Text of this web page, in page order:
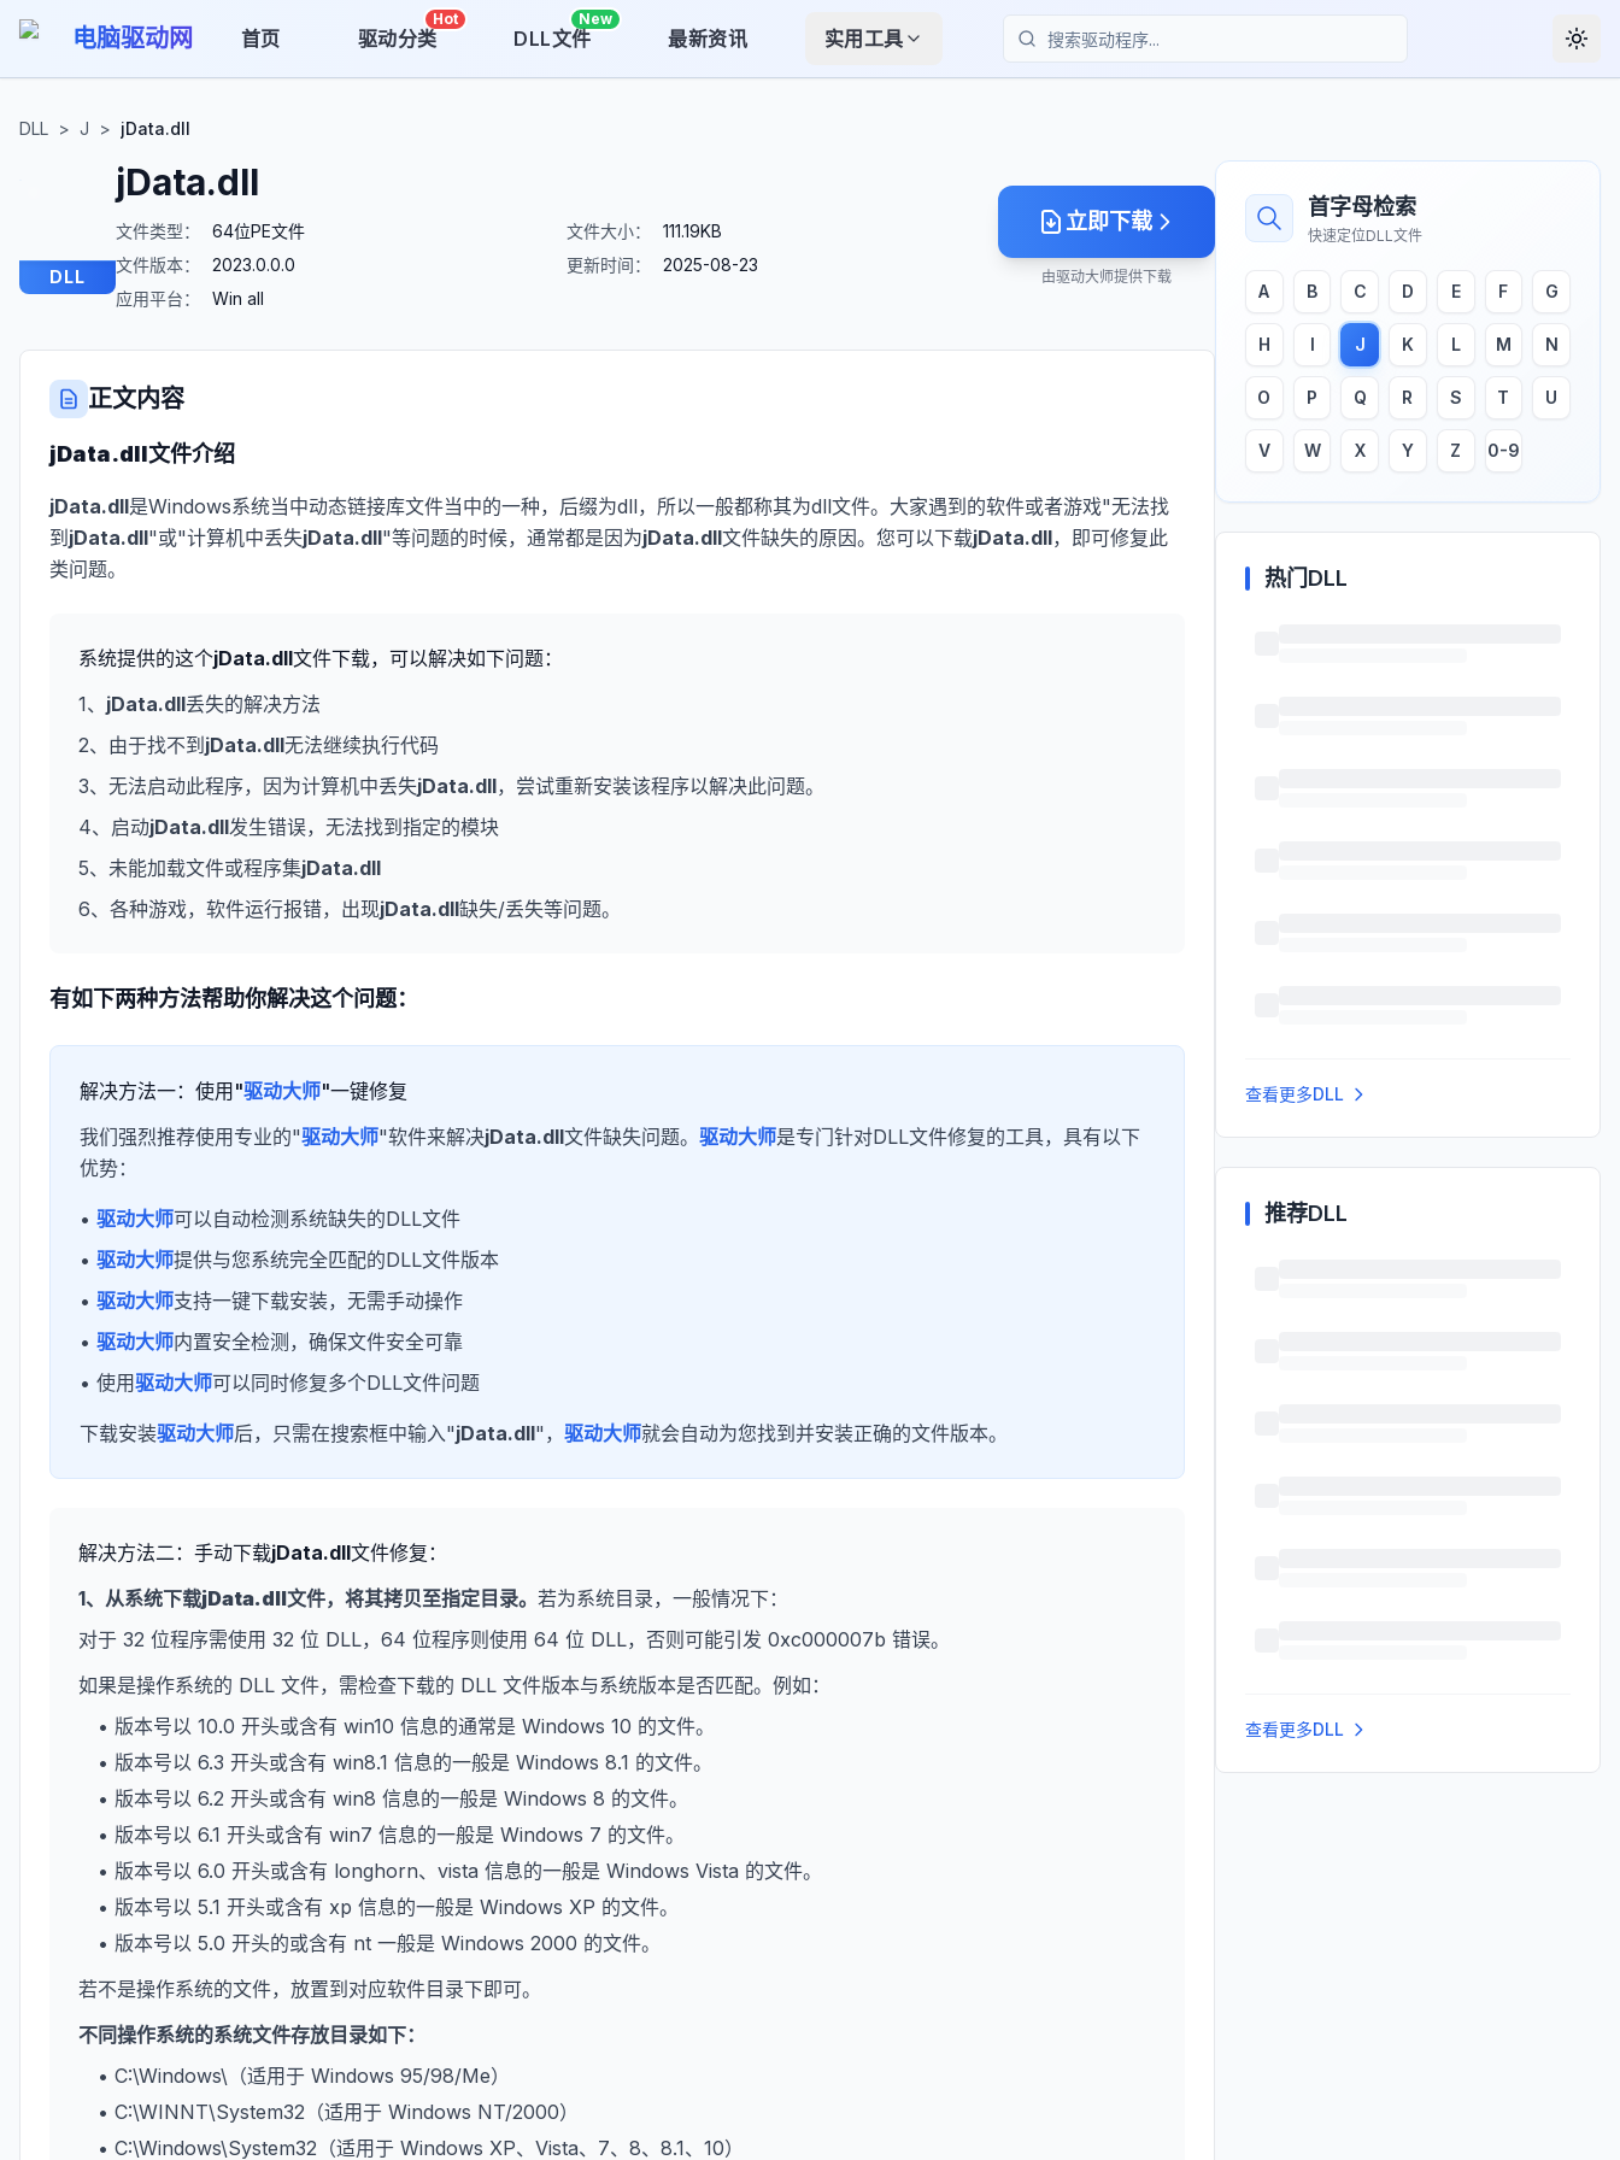
电脑驱动网 首页 驱动分类
Hot
DLL文件
New
最新资讯
实用工具
搜索
DLL > J > jData.dll
DLL
jData.dll
文件类型：
64位PE文件
文件版本：
2023.0.0.0
应用平台：
Win all
文件大小：
111.19KB
更新时间：
2025-08-23
立即下载
由驱动大师提供下载
正文内容
jData.dll文件介绍
jData.dll是Windows系统当中动态链接库文件当中的一种，后缀为dll，所以一般都称其为dll文件。大家遇到的软件或者游戏"无法找
到 jData.dll"或"计算机中丢失jData.dll"等问题的时候，通常都是因为jData.dll文件缺失的原因。您可以下载jData.dll，即可修复此
类问题。
系统提供的这个jData.dll文件下载，可以解决如下问题：
1、 jData.dll丢失的解决方法
2、由于找不到 jData.dll无法继续执行代码
3、无法启动此程序，因为计算机中丢失jData.dll，尝试重新安装该程序以解决此问题。
4、启动jData.dll发生错误，无法找到指定的模块
5、未能加载文件或程序集jData.dll
6、各种游戏，软件运行报错，出现jData.dll缺失/丢失等问题。
有如下两种方法帮助你解决这个问题：
解决方法一：使用"驱动大师"一键修复
我们强烈推荐使用专业的"驱动大师"软件来解决jData.dll文件缺失问题。 驱动大师是专门针对DLL文件修复的工具，具有以下
优势：
• 驱动大师可以自动检测系统缺失的DLL文件
• 驱动大师提供与您系统完全匹配的DLL文件版本
• 驱动大师支持一键下载安装，无需手动操作
• 驱动大师内置安全检测，确保文件安全可靠
• 使用驱动大师可以同时修复多个DLL文件问题
下载安装驱动大师后，只需在搜索框中输入"jData.dll"， 驱动大师就会自动为您找到并安装正确的文件版本。
解决方法二：手动下载jData.dll文件修复：
1、从系统下载jData.dll文件，将其拷贝至指定目录。 若为系统目录，一般情况下：
对于 32 位程序需使用 32 位 DLL，64 位程序则使用 64 位 DLL，否则可能引发 0xc000007b 错误。
如果是操作系统的 DLL 文件，需检查下载的 DLL 文件版本与系统版本是否匹配。例如：
• 版本号以 10.0 开头或含有 win10 信息的通常是 Windows 10 的文件。
• 版本号以 6.3 开头或含有 win8.1 信息的一般是 Windows 8.1 的文件。
• 版本号以 6.2 开头或含有 win8 信息的一般是 Windows 8 的文件。
• 版本号以 6.1 开头或含有 win7 信息的一般是 Windows 7 的文件。
• 版本号以 6.0 开头或含有 longhorn、vista 信息的一般是 Windows Vista 的文件。
• 版本号以 5.1 开头或含有 xp 信息的一般是 Windows XP 的文件。
• 版本号以 5.0 开头的或含有 nt 一般是 Windows 2000 的文件。
若不是操作系统的文件，放置到对应软件目录下即可。
不同操作系统的系统文件存放目录如下：
• C:\Windows\（适用于 Windows 95/98/Me）
• C:\WINNT\System32（适用于 Windows NT/2000）
• C:\Windows\System32（适用于 Windows XP、Vista、7、8、8.1、10）
首字母检索
快速定位DLL文件
A B C D E F G
H I J K L M N
O P Q R S T U
V W X Y Z 0-9
热门DLL
查看更多DLL
推荐DLL
查看更多DLL